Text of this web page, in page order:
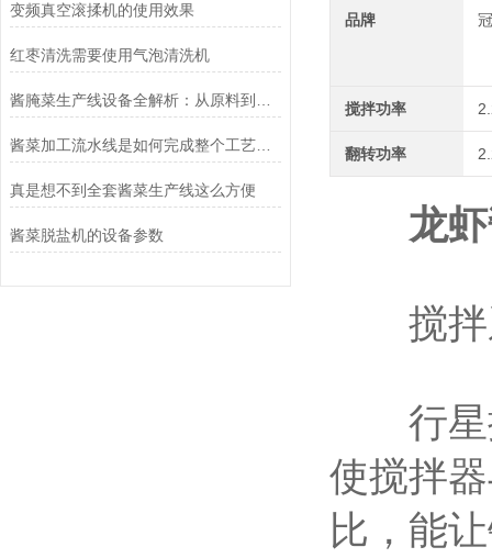
变频真空滚揉机的使用效果
红枣清洗需要使用气泡清洗机
酱菜加工流水线是如何完成整个工艺流程的
真是想不到全套酱菜生产线这么方便
酱菜脱盐机的设备参数
品牌
搅拌功率
翻转功率
龙
搅拌
行星搅
使搅拌
比，能